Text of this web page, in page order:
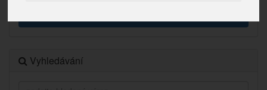
Vyhledávání